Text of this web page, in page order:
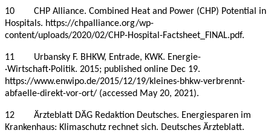
10 CHP Alliance. Combined Heat and Power (CHP) Potential in
Hospitals. https://chpalliance.org/wp-
content/uploads/2020/02/CHP-Hospital-Factsheet_FINAL.pdf.
11 Urbansky F. BHKW, Entrade, KWK. Energie­
·Wirtschaft·Politik. 2015; published online Dec 19.
https://www.enwipo.de/2015/12/19/kleines-bhkw-verbrennt-
abfaelle-direkt-vor-ort/ (accessed May 20, 2021).
12 Ärzteblatt DÄG Redaktion Deutsches. Energiesparen im
Krankenhaus: Klimaschutz rechnet sich. Deutsches Ärzteblatt.